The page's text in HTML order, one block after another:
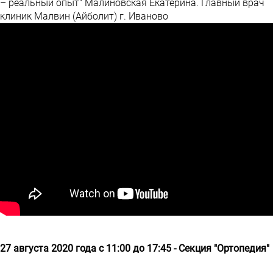
– реальный опыт" Малиновская Екатерина. Главный врач
клиник Малвин (Айболит) г. Иваново
27 августа 2020 года с 11:00 до 17:45 - Секция "Ортопедия"